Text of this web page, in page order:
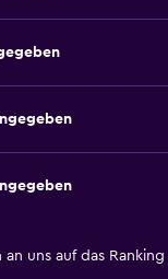
uns auf das